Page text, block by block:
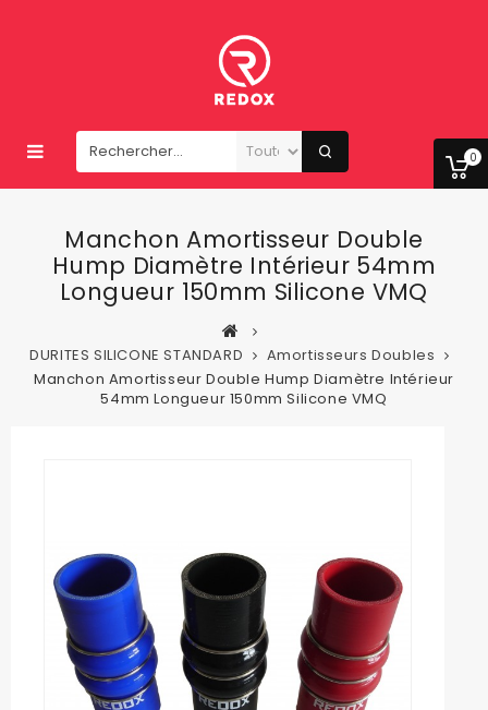
0
Manchon Amortisseur Double
Hump Diamètre Intérieur 54mm
Longueur 150mm Silicone VMQ
DURITES SILICONE STANDARD
Amortisseurs Doubles
Manchon Amortisseur Double Hump Diamètre Intérieur
54mm Longueur 150mm Silicone VMQ